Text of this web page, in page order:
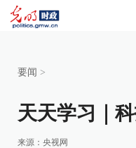
要闻 >
天天学习｜
来源： 央视网